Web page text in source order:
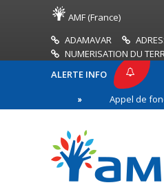
AMF (France)
ADAMAVAR
NUMERISATION DU
ALERTE INFO
Appel de fonds
ligne